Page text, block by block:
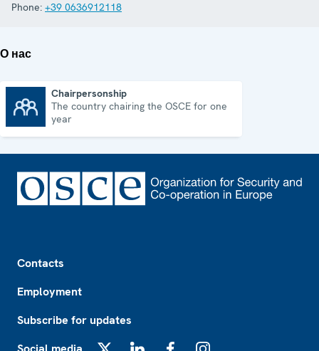
Phone: +39 0636912118
О нас
Chairpersonship
The country chairing the OSCE for one
year
Contacts
Employment
Subscribe for updates